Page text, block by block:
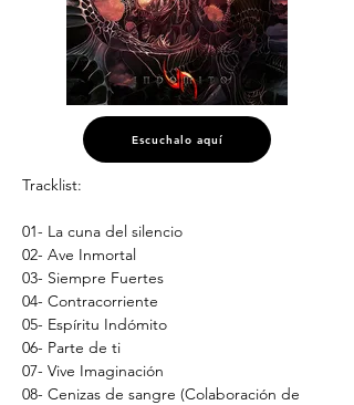
Escuchalo aquí
Tracklist:
01- La cuna del silencio
02- Ave Inmortal
03- Siempre Fuertes
04- Contracorriente
05- Espíritu Indómito
06- Parte de ti
07- Vive Imaginación
08- Cenizas de sangre (Colaboración de